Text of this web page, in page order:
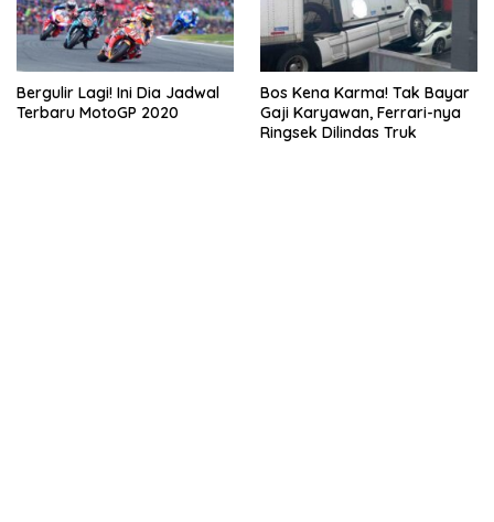
Bergulir Lagi! Ini Dia Jadwal
Terbaru MotoGP 2020
Bos Kena Karma! Tak Bayar
Gaji Karyawan, Ferrari-nya
Ringsek Dilindas Truk